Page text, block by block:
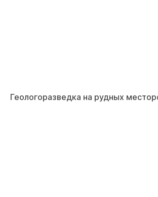
Геологоразведка на рудных